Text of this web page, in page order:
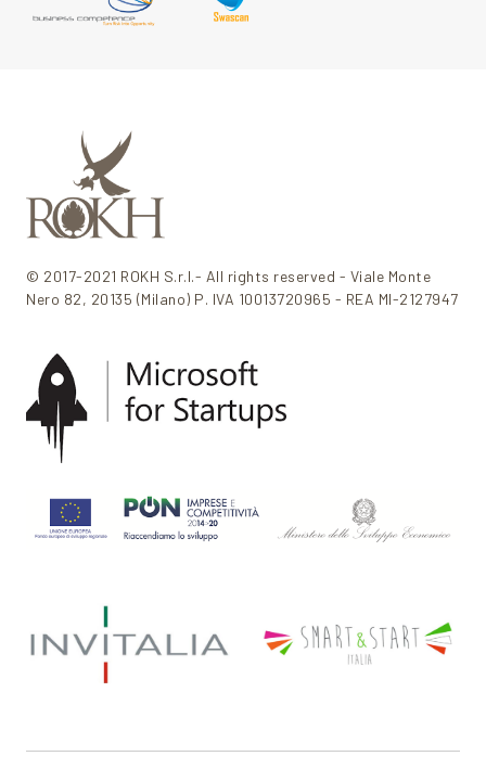
© 2017-2021 ROKH S.r.l.- All rights reserved - Viale Monte
Nero 82, 20135 (Milano) P. IVA 10013720965 - REA MI-2127947